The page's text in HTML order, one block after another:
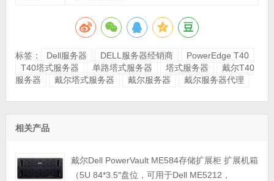
标签： Dell服务器 DELL服务器经销商
PowerEdge T40
T40塔式服务器
单路塔式服务器 塔式服务器
戴尔T40
服务器
戴尔塔式服务器 戴尔服务器 戴尔服务器代理
相关产品
戴尔Dell PowerVault ME584存储扩展柜 扩展机箱
（5U 84*3.5″盘位，可用于Dell ME5212，